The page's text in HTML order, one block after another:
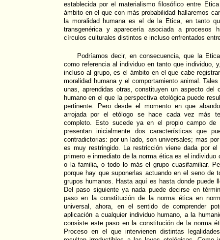
establecida por el materialismo filosófico entre
ámbito en el que con más probabilidad hallaremos
la moralidad humana es el de la Etica, en tanto
transgenérica y aparecería asociada a procesos
círculos culturales distintos e incluso enfrentados
Podríamos decir, en consecuencia, que la
como referencia al individuo en tanto que individuo,
incluso al grupo, es el ámbito en el que cabe
moralidad humana y el comportamiento animal.
unas, aprendidas otras, constituyen un aspecto del
humano en el que la perspectiva etológica puede
pertinente. Pero desde el momento en que
arrojada por el etólogo se hace cada vez más
completo. Esto sucede ya en el propio campo
presentan inicialmente dos características que
contradictorias: por un lado, son universales; mas
es muy restringido. La restricción viene dada por
primero e inmediato de la norma ética es el individuo
o la familia, o todo lo más el grupo cuasifamiliar.
porque hay que suponerlas actuando en el seno de
grupos humanos. Hasta aquí es hasta donde puede
Del paso siguiente ya nada puede decirse en
paso en la constitución de la norma ética en
universal, ahora, en el sentido de comprender
aplicación a cualquier individuo humano, a la
consiste este paso en la constitución de la norma
Proceso en el que intervienen distintas